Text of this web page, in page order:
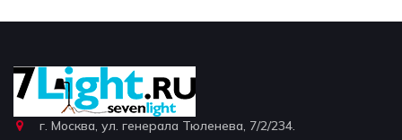
г. Москва, ул. генерала Тюленева, 7/2/234.